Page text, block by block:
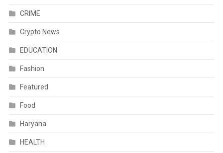
CRIME
Crypto News
EDUCATION
Fashion
Featured
Food
Haryana
HEALTH